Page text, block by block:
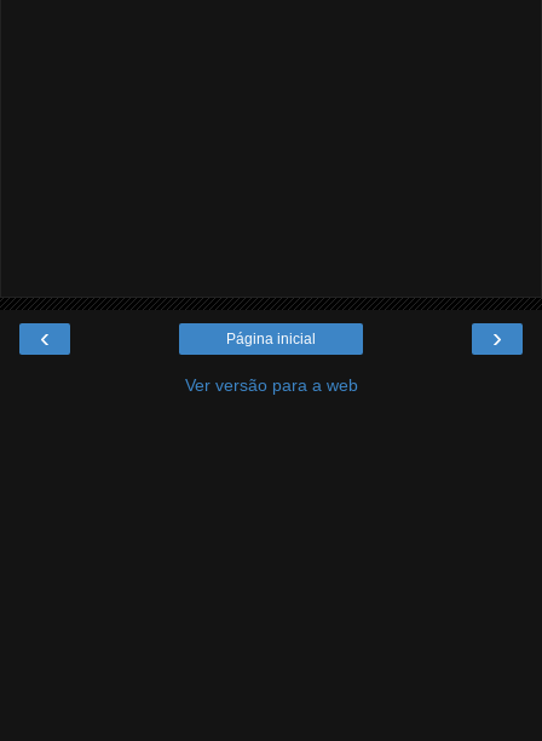
‹ ›
Página inicial
Ver versão para a web